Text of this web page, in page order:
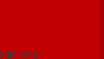
giỏ hàng.